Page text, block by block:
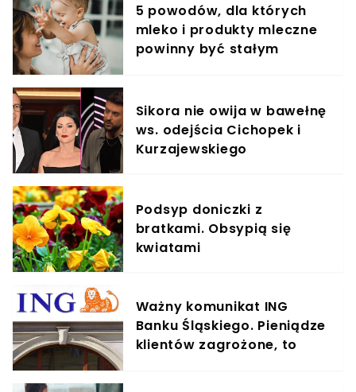
5 powodów, dla których
mleko i produkty mleczne
powinny być stałym
Sikora nie owija w bawełnę
ws. odejścia Cichopek i
Kurzajewskiego
Podsyp doniczki z
bratkami. Obsypią się
kwiatami
Ważny komunikat ING
Banku Śląskiego. Pieniądze
klientów zagrożone, to